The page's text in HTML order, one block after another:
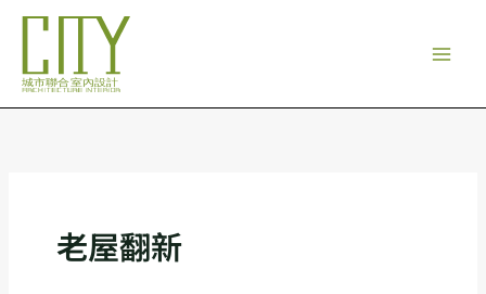
內
老屋翻新